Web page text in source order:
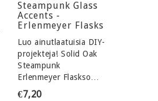
Steampunk Glass
Accents -
Erlenmeyer Flasks
Luo ainutlaatuisia DIY-
projekteja! Solid Oak
Steampunk
Erlenmeyer Flaskso…
€7,20